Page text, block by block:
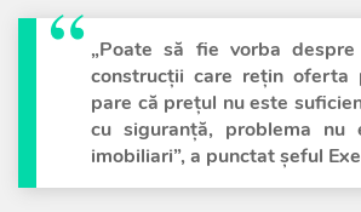
„Poate să fie vorba
construcții care rețin oferta
pare că prețul nu este
cu siguranță, problema nu
imobiliari”, a punctat șeful